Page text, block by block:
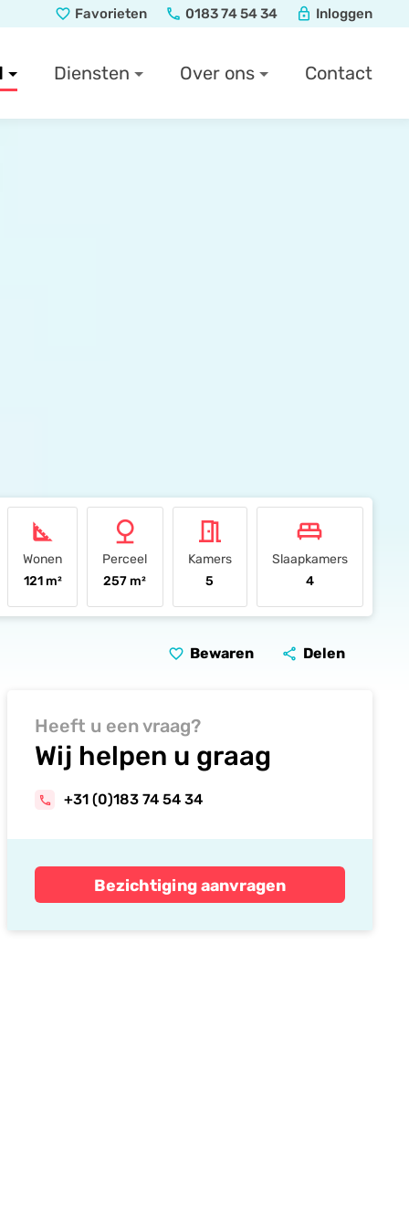
favorite_border Favorieten local_phone 0183 74 54 34 lock Inloggen
Diensten Over ons Contact
square_foot
Wonen
121 m²
nature
Perceel
257 m²
meeting_room
Kamers
5
king_bed
Slaapkamers
4
favorite_border Bewaren share Delen
Heeft u een vraag?
Wij helpen u graag
phone +31 (0)183 74 54 34
Bezichtiging aanvragen